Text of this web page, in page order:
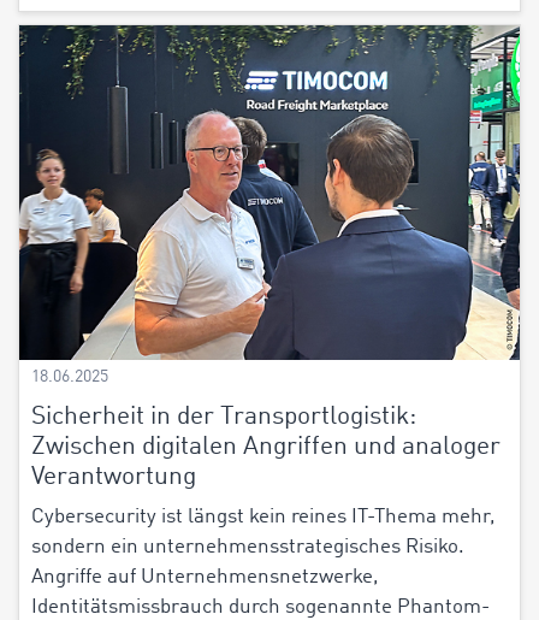
18.06.2025
Sicherheit in der Transportlogistik:
Zwischen digitalen Angriffen und analoger
Verantwortung
Cybersecurity ist längst kein reines IT-Thema mehr,
sondern ein unternehmensstrategisches Risiko.
Angriffe auf Unternehmensnetzwerke,
Identitätsmissbrauch durch sogenannte Phantom-